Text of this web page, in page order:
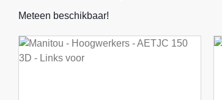
Meteen beschikbaar!